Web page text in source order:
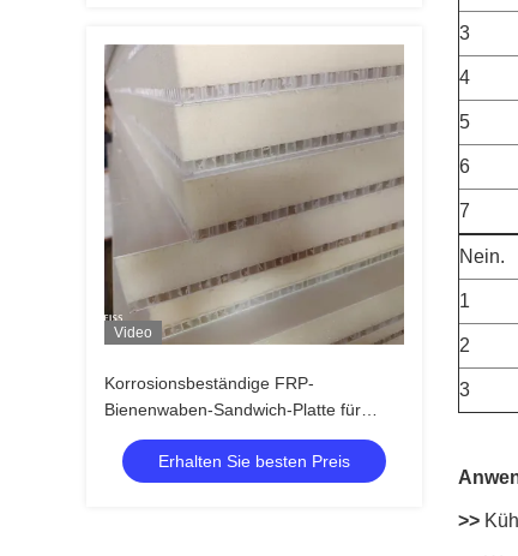
Video
Korrosionsbeständige FRP-
Bienenwaben-Sandwich-Platte für
HAVC-Klimaanlage-Umwelt-Ausrüstung
Erhalten Sie besten Preis
3
4
5
6
7
Nein.
1
2
3
>>